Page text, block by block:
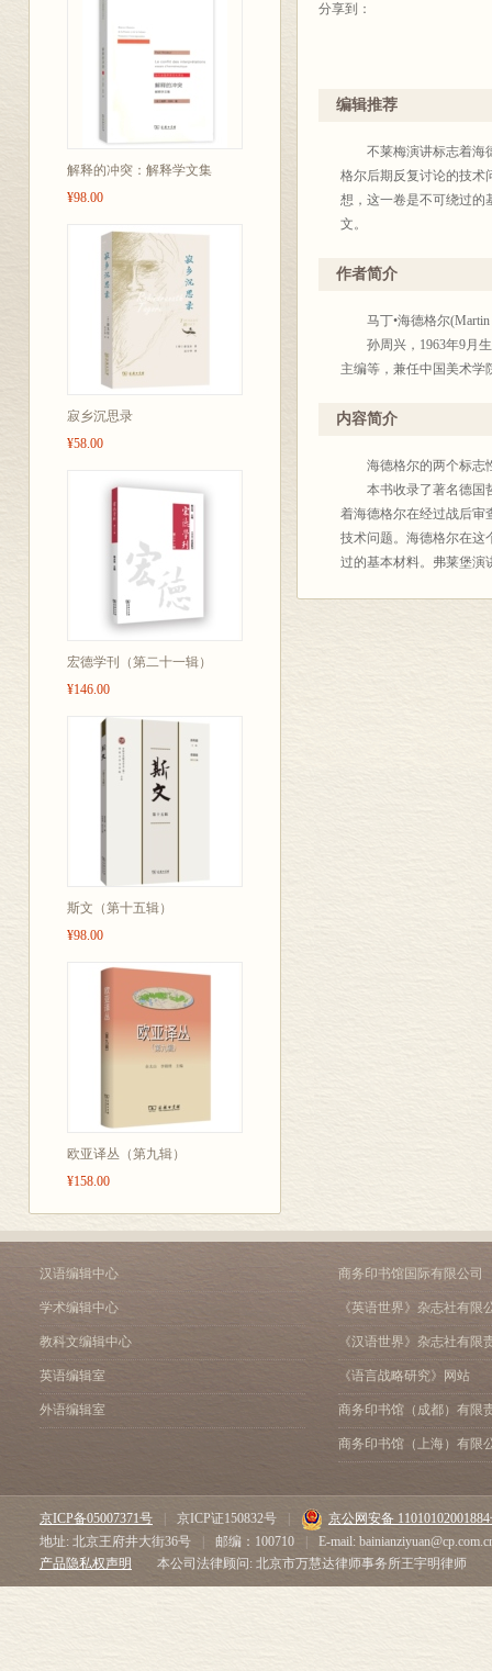
解释的冲突：解释学文集
¥98.00
寂乡沉思录
¥58.00
宏德学刊（第二十一辑）
¥146.00
斯文（第十五辑）
¥98.00
欧亚译丛（第九辑）
¥158.00
分享到：
编辑推荐
不莱梅演讲标志着海德
格尔后期反复讨论的技术
想，这一卷是不可绕过的
文。
作者简介
马丁•海德格尔(Martin
孙周兴，1963年9月生
主编等，兼任中国美术学
内容简介
海德格尔的两个标志
本书收录了著名德国
着海德格尔在经过战后审
技术问题。海德格尔在这
过的基本材料。弗莱堡演
汉语编辑中心
学术编辑中心
教科文编辑中心
英语编辑室
外语编辑室
商务印书馆国际有限公司
《英语世界》杂志社有限
《汉语世界》杂志社有限
《语言战略研究》网站
商务印书馆（成都）有限
商务印书馆（上海）有限
京ICP备05007371号 京ICP证150832号
京公网安备
地址: 北京王府井大街36号
邮编：100710
E-mail:
产品隐私权声明
本公司法律顾问: 北京市万慧达律师事务所王宇明律师